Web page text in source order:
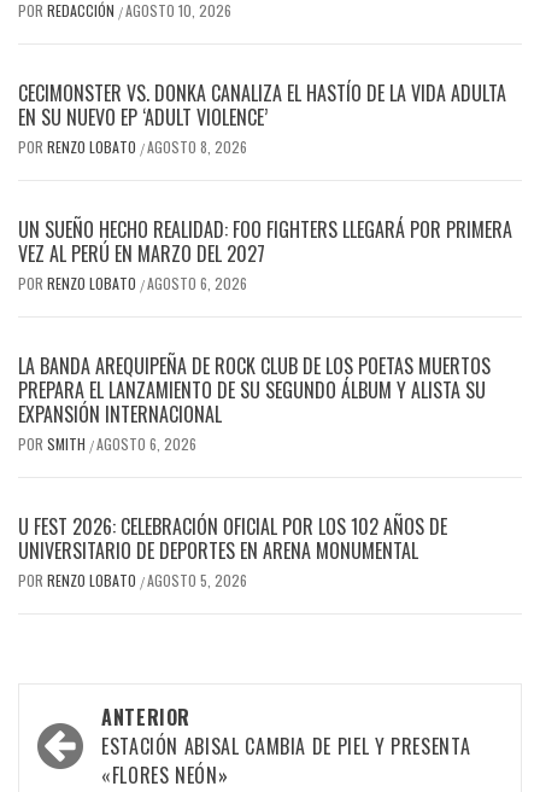
POR REDACCIÓN /AGOSTO 10, 2026
CECIMONSTER VS. DONKA CANALIZA EL HASTÍO DE LA VIDA ADULTA
EN SU NUEVO EP ‘ADULT VIOLENCE’
POR RENZO LOBATO /AGOSTO 8, 2026
UN SUEÑO HECHO REALIDAD: FOO FIGHTERS LLEGARÁ POR PRIMERA
VEZ AL PERÚ EN MARZO DEL 2027
POR RENZO LOBATO /AGOSTO 6, 2026
LA BANDA AREQUIPEÑA DE ROCK CLUB DE LOS POETAS MUERTOS
PREPARA EL LANZAMIENTO DE SU SEGUNDO ÁLBUM Y ALISTA SU
EXPANSIÓN INTERNACIONAL
POR SMITH /AGOSTO 6, 2026
U FEST 2026: CELEBRACIÓN OFICIAL POR LOS 102 AÑOS DE
UNIVERSITARIO DE DEPORTES EN ARENA MONUMENTAL
POR RENZO LOBATO /AGOSTO 5, 2026
Navegación
por
ANTERIOR
ESTACIÓN ABISAL CAMBIA DE PIEL Y PRESENTA
«FLORES NEÓN»